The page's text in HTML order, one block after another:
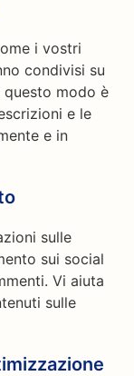
i vostri
condivisi su
modo è
e le
e in
sulle
sui social
Vi aiuta
sulle